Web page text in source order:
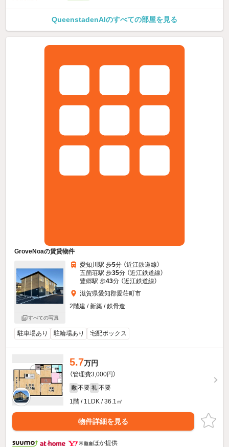
QueenstadenAIのすべての部屋を見る
GroveNoaの賃貸物件
すべての写真
愛知川駅 歩5分 （近江鉄道線）
五箇荘駅 歩35分 （近江鉄道線）
豊郷駅 歩43分 （近江鉄道線）
滋賀県愛知郡愛荘町市
2階建 / 新築 / 鉄骨造
駐車場あり 駐輪場あり 宅配ボックス
5.7万円
（管理費3,000円）
敷 不要 礼 不要
1階 / 1LDK / 36.1㎡
物件詳細を見る
ほか提供